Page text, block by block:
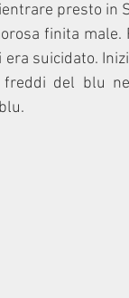
presto in
finita
suicidato.
del blu